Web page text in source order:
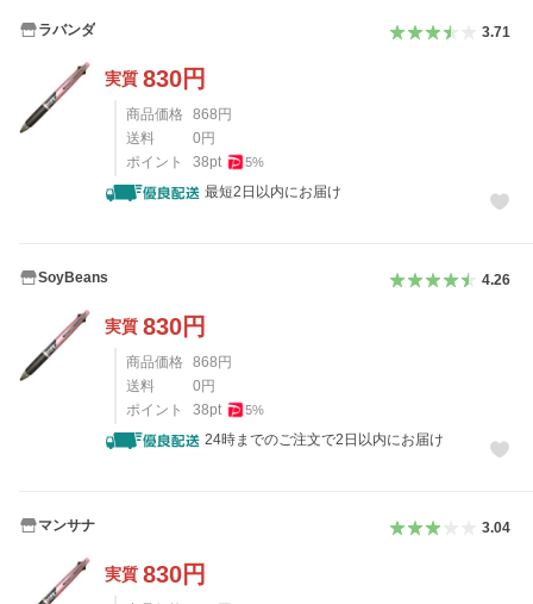
ラバンダ 3.71
実質 830円
商品価格 868 円
送料
0 円
ポイント
38pt 5%
最短2日以内にお届け
SoyBeans 4.26
実質 830円
商品価格 868 円
送料
0 円
ポイント
38pt 5%
24時までのご注文で2日以内にお届け
マンサナ 3.04
実質 830円